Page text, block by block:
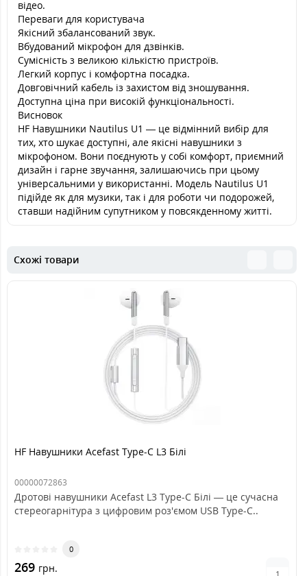
відео.
Переваги для користувача
Якісний збалансований звук.
Вбудований мікрофон для дзвінків.
Сумісність з великою кількістю пристроїв.
Легкий корпус і комфортна посадка.
Довговічний кабель із захистом від зношування.
Доступна ціна при високій функціональності.
Висновок
HF Навушники Nautilus U1 — це відмінний вибір для
тих, хто шукає доступні, але якісні навушники з
мікрофоном. Вони поєднують у собі комфорт, приємний
дизайн і гарне звучання, залишаючись при цьому
універсальними у використанні. Модель Nautilus U1
підійде як для музики, так і для роботи чи подорожей,
ставши надійним супутником у повсякденному житті.
Схожі товари
HF Навушники Acefast Type-C L3 Білі
00000072863
Дротові навушники Acefast L3 Type-C Білі — це сучасна
стереогарнітура з цифровим роз'ємом USB Type-C..
0
269 грн.